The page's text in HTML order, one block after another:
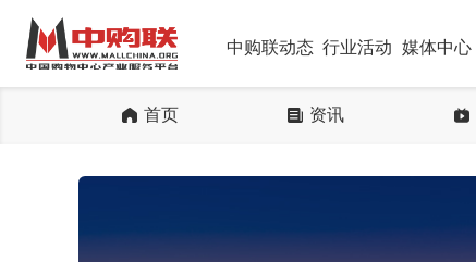
中购联动态 行业活动 媒体中心
首页 资讯